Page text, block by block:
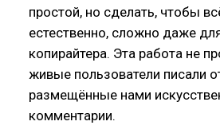
простой, но сделать, чтобы
естественно, сложно даже
копирайтера. Эта работа не
живые пользователи писали
размещённые нами
комментарии.